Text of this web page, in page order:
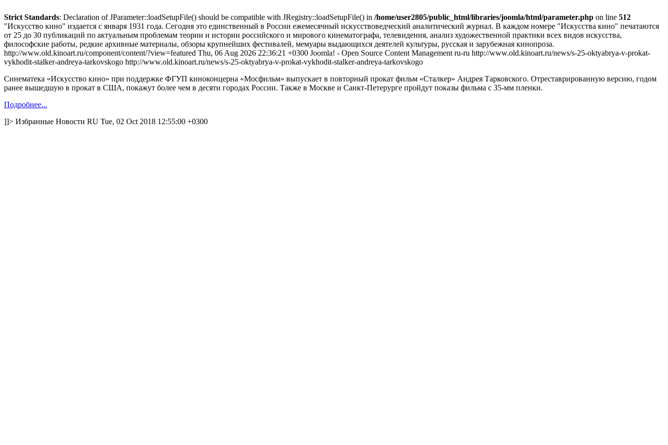
Strict Standards: Declaration of JParameter::loadSetupFile() should be compatible with JRegistry::loadSetupFile() in /home/user2805/public_html/libraries/joomla/html/parameter.php on line 512
"Искусство кино" издается с января 1931 года. Сегодня это единственный в России ежемесячный искусствоведческий аналитический журнал. В каждом номере "Искусства кино" печатаются
от 25 до 30 публикаций по актуальным проблемам теории и истории российского и мирового кинематографа, телевидения, анализ художественной практики всех видов искусства,
философские работы, редкие архивные материалы, обзоры крупнейших фестивалей, мемуары выдающихся деятелей культуры, русская и зарубежная кинопроза.
http://www.old.kinoart.ru/component/content/?view=featured Thu, 06 Aug 2026 22:36:21 +0300 Joomla! - Open Source Content Management ru-ru http://www.old.kinoart.ru/news/s-25-oktyabrya-v-prokat-
vykhodit-stalker-andreya-tarkovskogo http://www.old.kinoart.ru/news/s-25-oktyabrya-v-prokat-vykhodit-stalker-andreya-tarkovskogo
Синематека «Искусство кино» при поддержке ФГУП киноконцерна «Мосфильм» выпускает в повторный прокат фильм «Сталкер» Андрея Тарковского. Отреставрированную версию, годом
ранее вышедшую в прокат в США, покажут более чем в десяти городах России. Также в Москве и Санкт-Петерурге пройдут показы фильма с 35-мм пленки.
Подробнее...
]]> Избранные Новости RU Tue, 02 Oct 2018 12:55:00 +0300